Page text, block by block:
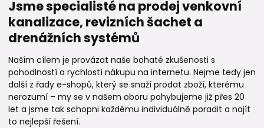
Jsme specialisté na prodej venkovní
kanalizace, revizních šachet a
drenážních systémů
Naším cílem je provázat naše bohaté zkušenosti s
pohodlností a rychlostí nákupu na internetu. Nejme tedy jen
další z řady e-shopů, který se snaží prodat zboží, kterému
nerozumí – my se v našem oboru pohybujeme již přes 20
let a jsme tak schopni každému individuálně poradit a najít
to nejlepší řešení.